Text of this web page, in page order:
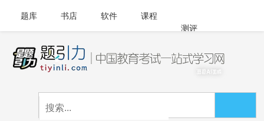
题库 书店 软件
课程
测评
APP下载